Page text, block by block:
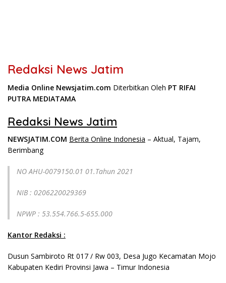
Redaksi News Jatim
Media Online Newsjatim.com Diterbitkan Oleh PT RIFAI
PUTRA MEDIATAMA
Redaksi News Jatim
NEWSJATIM.COM Berita Online Indonesia – Aktual, Tajam,
Berimbang
NO AHU-0079150.01 01.Tahun 2021
NIB : 0206220029369
NPWP : 53.554.766.5-655.000
Kantor Redaksi :
Dusun Sambiroto Rt 017 / Rw 003, Desa Jugo Kecamatan Mojo
Kabupaten Kediri Provinsi Jawa – Timur Indonesia